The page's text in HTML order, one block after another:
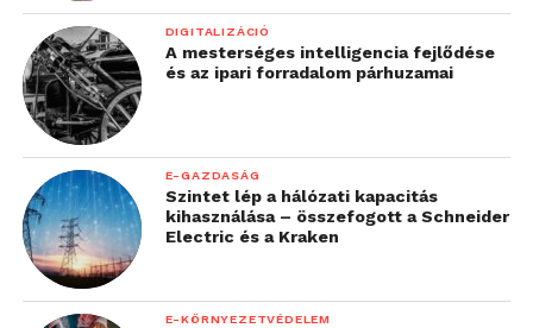
DIGITALIZÁCIÓ
A mesterséges intelligencia fejlődése
és az ipari forradalom párhuzamai
E-GAZDASÁG
Szintet lép a hálózati kapacitás
kihasználása – összefogott a Schneider
Electric és a Kraken
E-KÖRNYEZETVÉDELEM